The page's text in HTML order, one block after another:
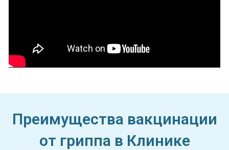
Преимущества вакцинации
от гриппа в Клинике